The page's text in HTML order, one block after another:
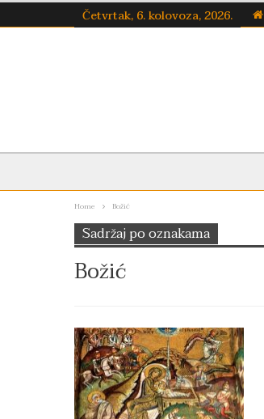
Četvrtak, 6. kolovoza, 2026.
Home Božić
Sadržaj po oznakama
Božić